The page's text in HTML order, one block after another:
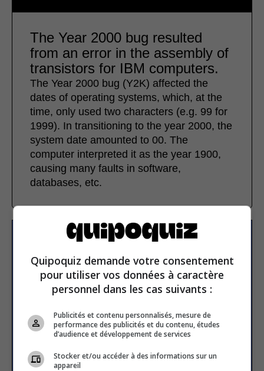
The Year 2000 bug resulted
from an error in the assembly of
transistors for IBM computers.
The Year 2000 bug (Y2K) affected the
dates of operating systems, which, at the
time, only used two characters (e.g. 99 for
1999). In transitioning to the year 2000, the
system date amounted to 00. The
computer interpreted it as the year 1900,
causing many faults in software,
databases, etc.
Subscribe to our
newsletter
Quipoquiz demande votre consentement
pour utiliser vos données à caractère
personnel dans les cas suivants :
Publicités et contenu personnalisés, mesure de
performance des publicités et du contenu, études
d’audience et développement de services
Stocker et/ou accéder à des informations sur un
appareil